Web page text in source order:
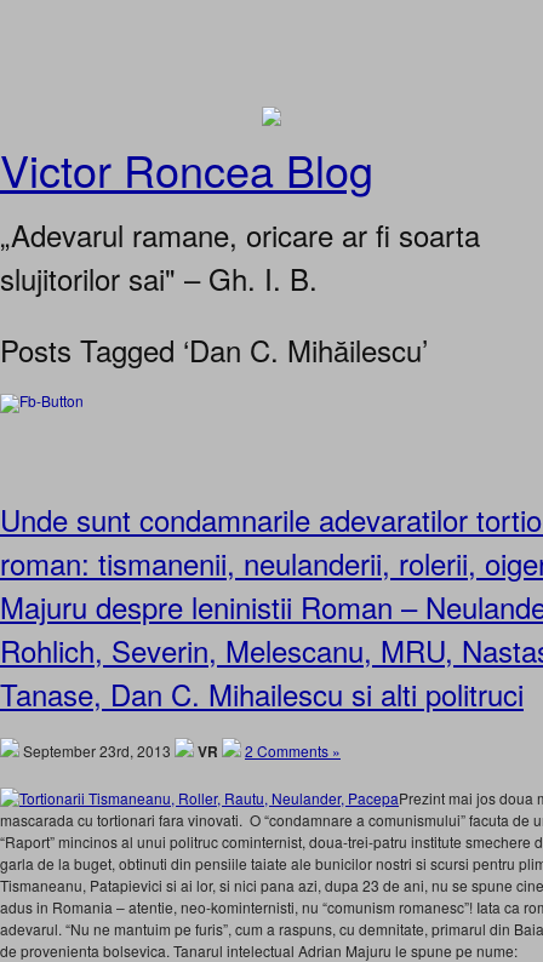
Victor Roncea Blog
„Adevarul ramane, oricare ar fi soarta
slujitorilor sai" – Gh. I. B.
Posts Tagged ‘Dan C. Mihăilescu’
Unde sunt condamnarile adevaratilor
roman: tismanenii, neulanderii, rolerii,
Majuru despre leninistii Roman –
Rohlich, Severin, Melescanu, MRU,
Tanase, Dan C. Mihailescu si alti politruci
September 23rd, 2013 VR 2 Comments »
Prezint mai jos doua
mascarada cu tortionari fara vinovati. O “condamnare a comunismului” facuta de
“Raport” mincinos al unui politruc cominternist, doua-trei-patru institute smechere
garla de la buget, obtinuti din pensiile taiate ale bunicilor nostri si scursi pentru
Tismaneanu, Patapievici si ai lor, si nici pana azi, dupa 23 de ani, nu se spune
adus in Romania – atentie, neo-kominternisti, nu “comunism romanesc”! Iata ca
adevarul. “Nu ne mantuim pe furis”, cum a raspuns, cu demnitate, primarul din
de provenienta bolsevica. Tanarul intelectual Adrian Majuru le spune pe nume: